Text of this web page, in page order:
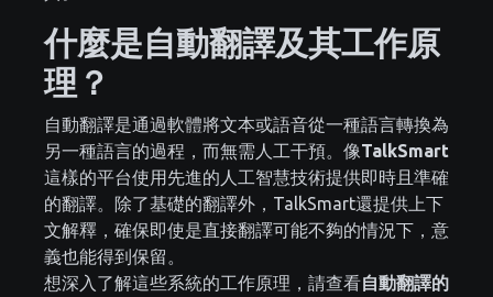
什麼是自動翻譯及其工作原
理？
自動翻譯是通過軟體將文本或語音從一種語言轉換為
另一種語言的過程，而無需人工干預。像TalkSmart
這樣的平台使用先進的人工智慧技術提供即時且準確
的翻譯。除了基礎的翻譯外，TalkSmart還提供上下
文解釋，確保即使是直接翻譯可能不夠的情況下，意
義也能得到保留。
想深入了解這些系統的工作原理，請查看自動翻譯的